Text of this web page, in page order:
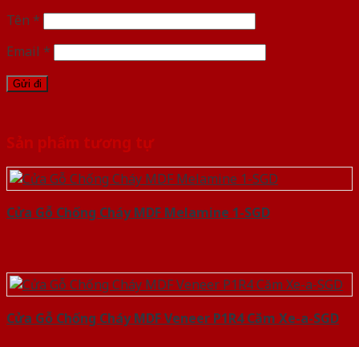
Tên *
Email *
Sản phẩm tương tự
Cửa Gỗ Chống Cháy MDF Melamine 1-SGD
Cửa Gỗ Chống Cháy MDF Veneer P1R4 Căm Xe-a-SGD